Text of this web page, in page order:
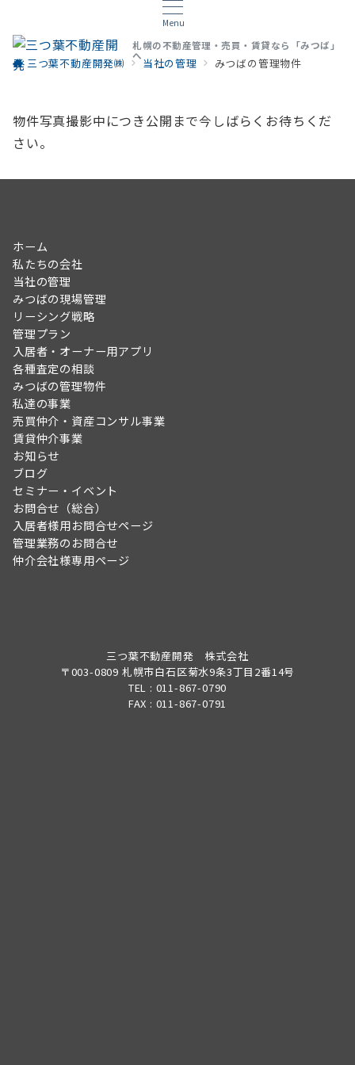
Menu
札幌の不動産管理・売買・賃貸なら「みつば」
へ
三つ葉不動産開発㈱ 当社の管理 みつばの管理物件
物件写真撮影中につき公開まで今しばらくお待ちくだ
さい。
ホーム
私たちの会社
当社の管理
みつばの現場管理
リーシング戦略
管理プラン
入居者・オーナー用アプリ
各種査定の相談
みつばの管理物件
私達の事業
売買仲介・資産コンサル事業
賃貸仲介事業
お知らせ
ブログ
セミナー・イベント
お問合せ（総合）
入居者様用お問合せページ
管理業務のお問合せ
仲介会社様専用ページ
三つ葉不動産開発 株式会社
〒003-0809 札幌市白石区菊水9条3丁目2番14号
TEL : 011-867-0790
FAX : 011-867-0791